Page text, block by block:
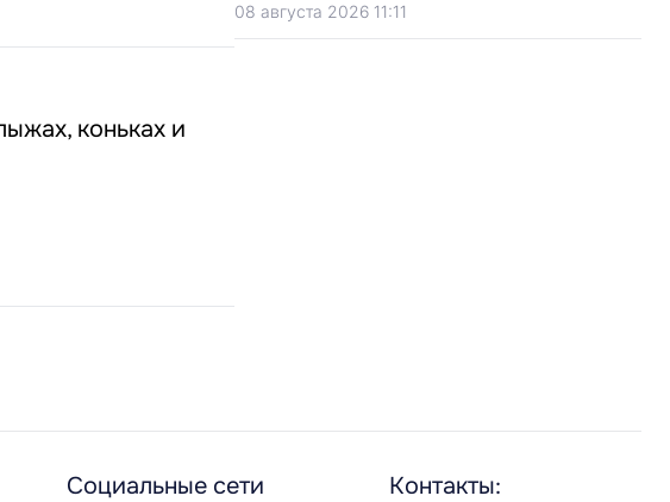
коньках и
08 августа 2026 11:11
Социальные сети Контакты: